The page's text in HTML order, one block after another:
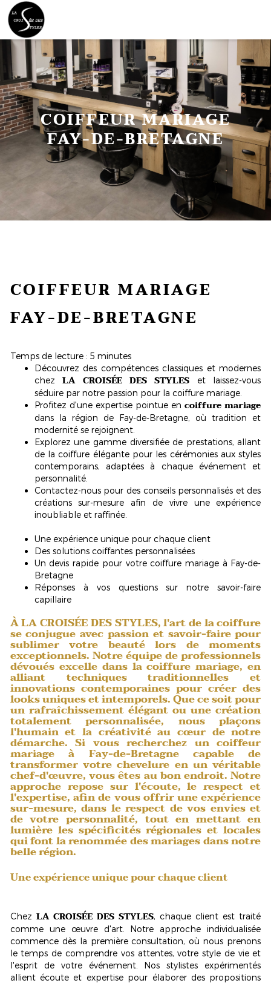
COIFFEUR MARIAGE
FAY-DE-BRETAGNE
COIFFEUR MARIAGE
FAY-DE-BRETAGNE
Temps de lecture : 5 minutes
Découvrez des compétences classiques et modernes
chezLA CROISÉE DES STYLES et laissez-vous
séduire par notre passion pour la coiffure mariage.
Profitez d'une expertise pointue encoiffure mariage
dans la région de Fay-de-Bretagne, où tradition et
modernité se rejoignent.
Explorez une gamme diversifiée de prestations, allant
de la coiffure élégante pour les cérémonies aux styles
contemporains, adaptées à chaque événement et
personnalité.
Contactez-nous pour des conseils personnalisés et des
créations sur-mesure afin de vivre une expérience
inoubliable et raffinée.
Une expérience unique pour chaque client
Des solutions coiffantes personnalisées
Un devis rapide pour votre coiffure mariage à Fay-de-
Bretagne
Réponses à vos questions sur notre savoir-faire
capillaire
À LA CROISÉE DES STYLES, l'art de la coiffure
se conjugue avec passion et savoir-faire pour
sublimer votre beauté lors de moments
exceptionnels. Notre équipe de professionnels
dévoués excelle dans la coiffure mariage, en
alliant techniques traditionnelles et
innovations contemporaines pour créer des
looks uniques et intemporels. Que ce soit pour
un rafraîchissement élégant ou une création
totalement personnalisée, nous plaçons
l'humain et la créativité au cœur de notre
démarche. Si vous recherchez uncoiffeur
mariage à Fay-de-Bretagnecapable de
transformer votre chevelure en un véritable
chef-d'œuvre, vous êtes au bon endroit. Notre
approche repose sur l'écoute, le respect et
l'expertise, afin de vous offrir une expérience
sur-mesure, dans le respect de vos envies et
de votre personnalité, tout en mettant en
lumière les spécificités régionales et locales
qui font la renommée des mariages dans notre
belle région.
Une expérience unique pour chaque client
Chez LA CROISÉE DES STYLES, chaque client est traité
comme une œuvre d'art. Notre approche individualisée
commence dès la première consultation, où nous prenons
le temps de comprendre vos attentes, votre style de vie et
l'esprit de votre événement. Nos stylistes expérimentés
allient écoute et expertise pour élaborer des propositions